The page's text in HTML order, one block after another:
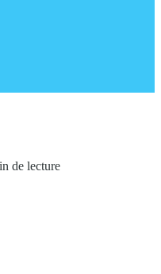
de lecture